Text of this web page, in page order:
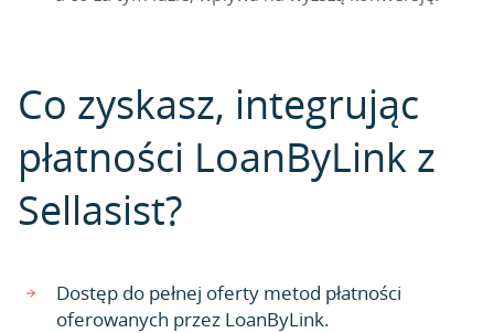
Co zyskasz, integrując
płatności LoanByLink z
Sellasist?
Dostęp do pełnej oferty metod płatności
oferowanych przez LoanByLink.